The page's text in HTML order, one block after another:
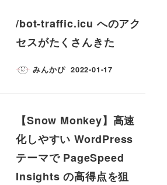
/bot-traffic.icu へのアク
セスがたくさんきた
みんかぴ 2022-01-17
【Snow Monkey】高速
化しやすい WordPress
テーマで PageSpeed
Insights の高得点を狙